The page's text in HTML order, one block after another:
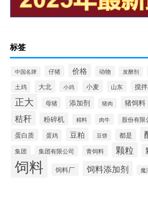
标签
中国名牌 仔猪 价格 动物 发酵剂
土鸡 大北 小鸡 小麦 山东 搅
正大 母猪 添加剂 猪肉 猪饲料
秸秆 粉碎机 精料 肉牛 股份有限
蛋白质 蛋鸡 豆粕 豆饼 都是
集团 集团有限公司 青饲料 颗粒
饲料 饲料厂 饲料添加剂 魔